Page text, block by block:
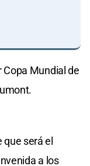
Copa Mundial de
será el
a los